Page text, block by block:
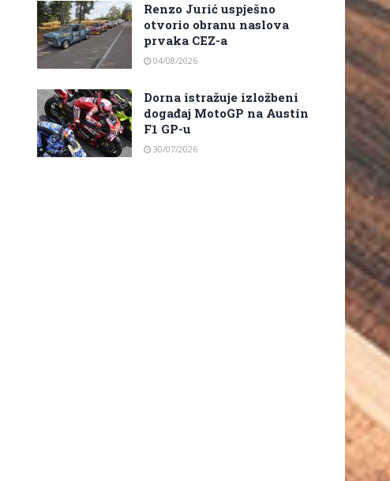
Renzo Jurić uspješno
otvorio obranu naslova
prvaka CEZ-a
04/08/2026
Dorna istražuje izložbeni
događaj MotoGP na Austin
F1 GP-u
30/07/2026